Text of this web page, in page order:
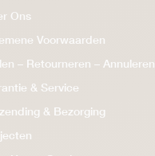
Ons
Voorwaarden
– Retourneren – Annuleren
& Service
& Bezorging